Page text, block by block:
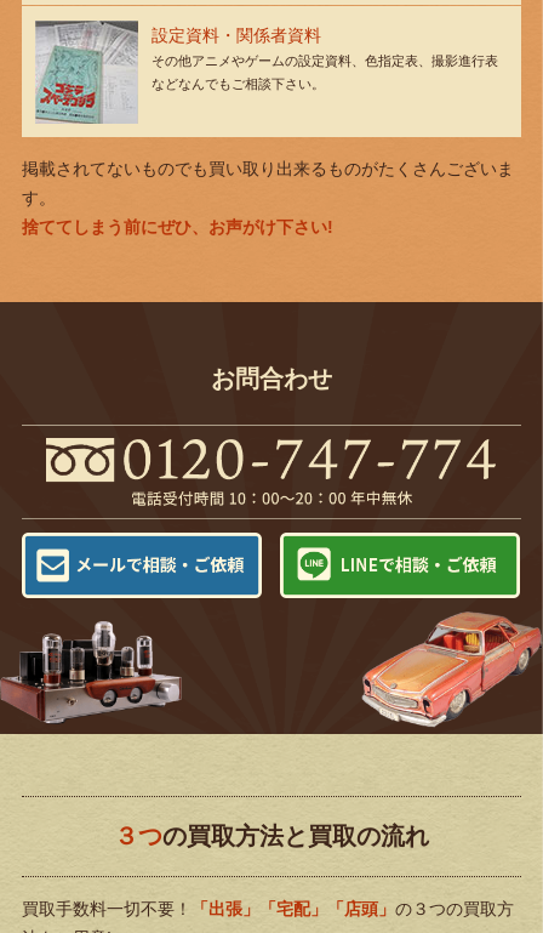
設定資料・関係者資料
その他アニメやゲームの設定資料、色指定表、撮影進行表
などなんでもご相談下さい。
掲載されてないものでも買い取り出来るものがたくさんございま
す。
捨ててしまう前にぜひ、お声がけ下さい!
お問合わせ
３つの買取方法と買取の流れ
買取手数料一切不要！ 「出張」「宅配」「店頭」 の３つの買取方